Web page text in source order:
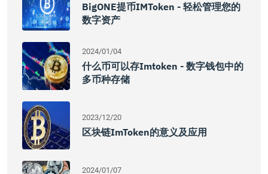
BigONE提币IMToken - 轻松管理您的
数字资产
2024/01/04
什么币可以存imtoken - 数字钱包中的
多币种存储
2023/12/20
区块链imToken的意义及应用
2024/01/07